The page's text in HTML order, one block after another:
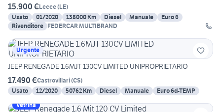
15.900 €Lecce(LE)
Usato
01/2020 138000 Km Diesel Manuale
Euro 6
Rivenditore FEDERCAR MULTIBRAND
Urgente
JEEP RENEGADE 1.6MJT 130CV LIMITED UNIPROPRIETARIO
17.490 €Castrovillari(CS)
Usato
12/2020 50762 Km Diesel Manuale
Euro 6d-TEMP
Vetrina